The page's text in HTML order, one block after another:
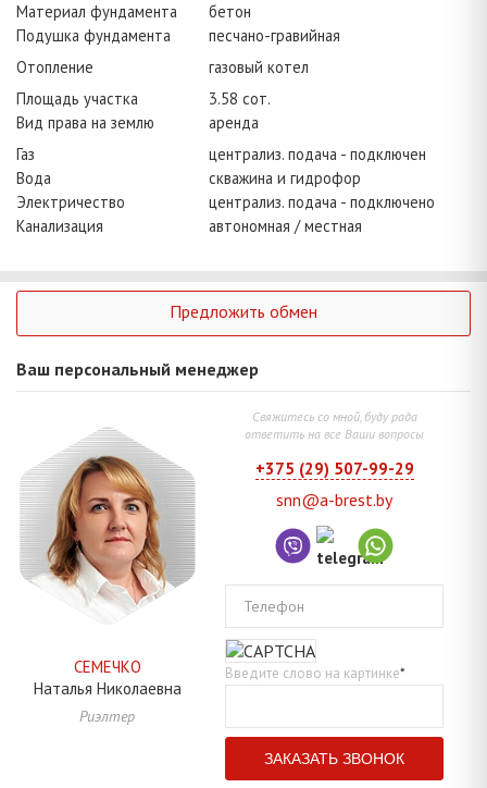
Материал фундамента
бетон
Подушка фундамента
песчано-гравийная
Отопление
газовый котел
Площадь участка
3.58 сот.
Вид права на землю
аренда
Газ
централиз. подача - подключен
Вода
скважина и гидрофор
Электричество
централиз. подача - подключено
Канализация
автономная / местная
Предложить обмен
Ваш персональный менеджер
СЕМЕЧКО
Наталья Николаевна
Риэлтер
Свяжитесь со мной, буду рада
ответить на все Ваши вопросы
+375 (29) 507-99-29
snn@a-brest.by
Телефон
Введите слово на картинке*